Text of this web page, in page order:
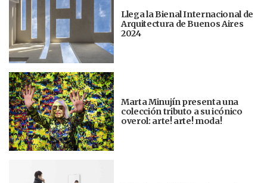
Llega la Bienal Internacional de
Arquitectura de Buenos Aires
2024
Marta Minujín presenta una
colección tributo a su icónico
overol: arte! arte! moda!